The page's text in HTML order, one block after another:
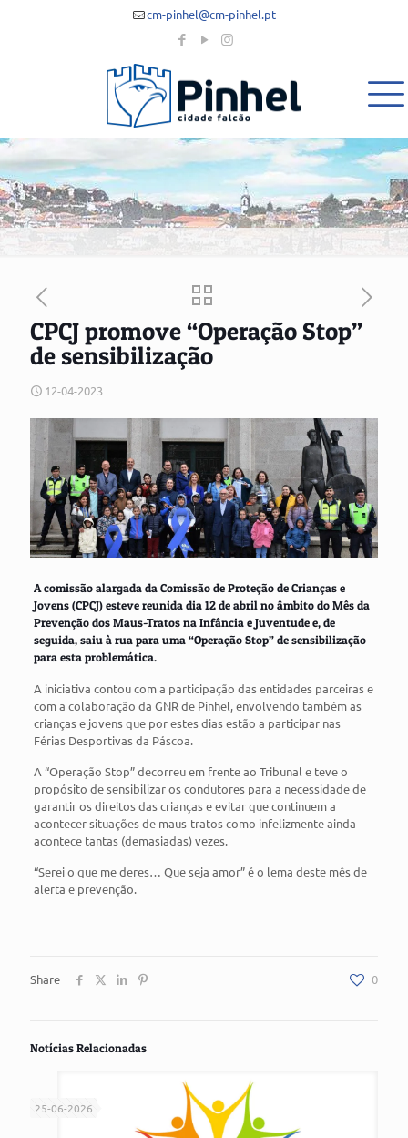
cm-pinhel@cm-pinhel.pt
CPCJ promove “Operação Stop”
de sensibilização
12-04-2023
A comissão alargada da Comissão de Proteção de Crianças e
Jovens (CPCJ) esteve reunida dia 12 de abril no âmbito do Mês da
Prevenção dos Maus-Tratos na Infância e Juventude e, de
seguida, saiu à rua para uma “Operação Stop” de sensibilização
para esta problemática.
A iniciativa contou com a participação das entidades parceiras e
com a colaboração da GNR de Pinhel, envolvendo também as
crianças e jovens que por estes dias estão a participar nas
Férias Desportivas da Páscoa.
A “Operação Stop” decorreu em frente ao Tribunal e teve o
propósito de sensibilizar os condutores para a necessidade de
garantir os direitos das crianças e evitar que continuem a
acontecer situações de maus-tratos como infelizmente ainda
acontece tantas (demasiadas) vezes.
“Serei o que me deres… Que seja amor” é o lema deste mês de
alerta e prevenção.
Share 0
Notícias Relacionadas
25-06-2026